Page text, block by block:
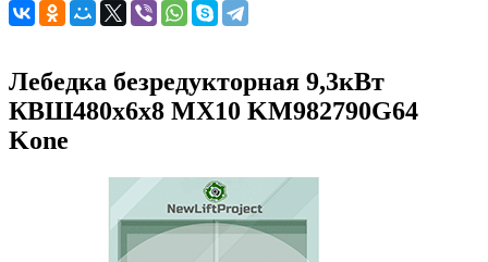
Лебедка безредукторная 9,3кВт
КВШ480х6х8 MX10 KM982790G64
Kone